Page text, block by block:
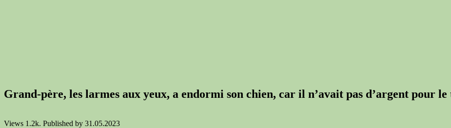
Grand-père, les larmes aux yeux, a endormi son chien, car il n’avait pas d’argent pour
Views 1.2k. Published by 31.05.2023